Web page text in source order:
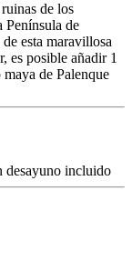
de los
Península de
esta maravillosa
es posible añadir 1
de Palenque
desayuno incluido